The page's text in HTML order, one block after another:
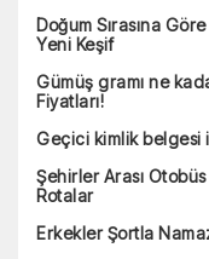
Doğum Sırasına
Yeni Keşif
Gümüş gramı ne
Fiyatları!
Geçici kimlik belgesi
Şehirler Arası
Rotalar
Erkekler Şortla